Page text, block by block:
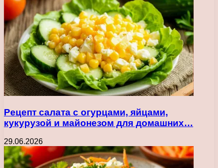
Рецепт салата с огурцами, яйцами,
кукурузой и майонезом для домашних…
29.06.2026